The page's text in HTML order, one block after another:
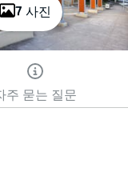
7 사진
주 묻는 질문